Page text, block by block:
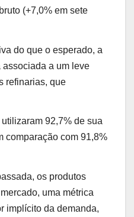
(+7,0% em sete
do que o esperado, a
a um leve
refinarias, que
92,7% de sua
comparação com 91,8%
os produtos
uma métrica
implícito da demanda,